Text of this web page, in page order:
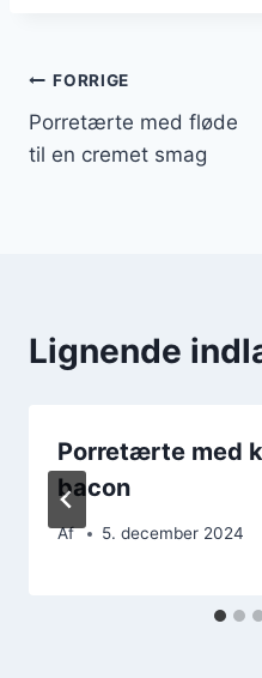
FORRIGE
Porretærte med fløde
til en cremet smag
Lignende
Porretærte med
bacon
Af 5. december 2024